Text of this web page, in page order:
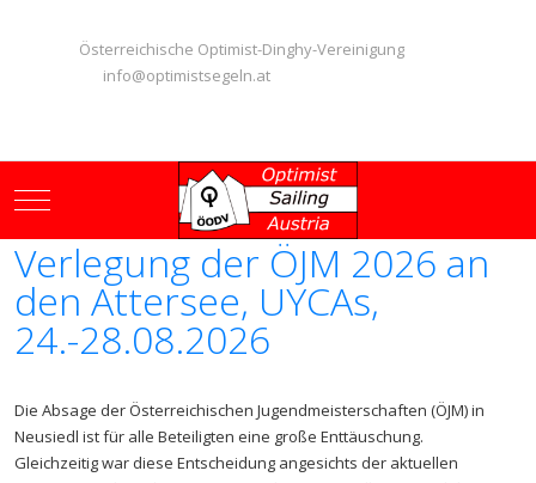
Österreichische Optimist-Dinghy-Vereinigung
info@optimistsegeln.at
Mobile Menu Toggle
Verlegung der ÖJM 2026 an
den Attersee, UYCAs,
24.-28.08.2026
Die Absage der Österreichischen Jugendmeisterschaften (ÖJM) in
Neusiedl ist für alle Beteiligten eine große Enttäuschung.
Gleichzeitig war diese Entscheidung angesichts der aktuellen